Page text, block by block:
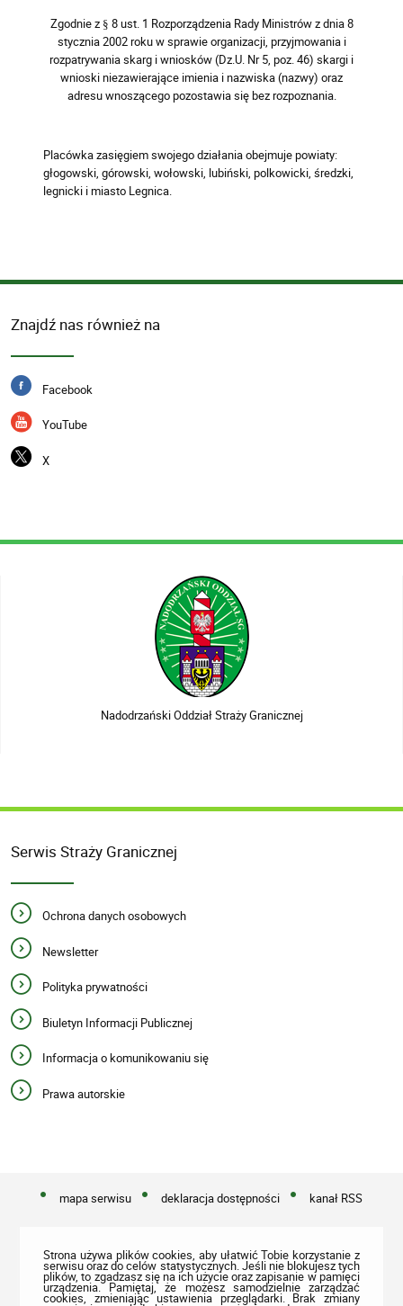
Zgodnie z § 8 ust. 1 Rozporządzenia Rady Ministrów z dnia 8
stycznia 2002 roku w sprawie organizacji, przyjmowania i
rozpatrywania skarg i wniosków (Dz.U. Nr 5, poz. 46) skargi i
wnioski niezawierające imienia i nazwiska (nazwy) oraz
adresu wnoszącego pozostawia się bez rozpoznania.
Placówka zasięgiem swojego działania obejmuje powiaty:
głogowski, górowski, wołowski, lubiński, polkowicki, średzki,
legnicki i miasto Legnica.
Znajdź nas również na
Facebook
YouTube
X
Nadodrzański Oddział Straży Granicznej
Serwis Straży Granicznej
Ochrona danych osobowych
Newsletter
Polityka prywatności
Biuletyn Informacji Publicznej
Informacja o komunikowaniu się
Prawa autorskie
mapa serwisu deklaracja dostępności kanał RSS
Strona używa plików cookies, aby ułatwić Tobie korzystanie z
serwisu oraz do celów statystycznych. Jeśli nie blokujesz tych
plików, to zgadzasz się na ich użycie oraz zapisanie w pamięci
urządzenia. Pamiętaj, że możesz samodzielnie zarządzać
cookies, zmieniając ustawienia przeglądarki. Brak zmiany